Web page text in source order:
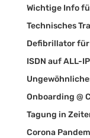
Wichtige Info
Technisches
Defibrillator für
ISDN auf ALL-
Onboarding @
Tagung in
Corona